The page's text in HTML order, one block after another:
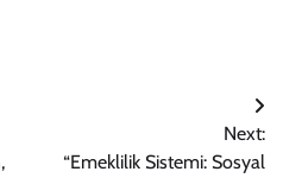
Next:
“Emeklilik Sistemi: Sosyal